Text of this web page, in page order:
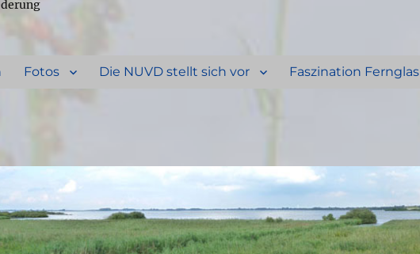
Fotos Die NUVD stellt sich vor Faszination Fernglas